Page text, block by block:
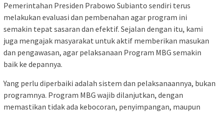
Pemerintahan Presiden Prabowo Subianto sendiri terus
melakukan evaluasi dan pembenahan agar program ini
semakin tepat sasaran dan efektif. Sejalan dengan itu, kami
juga mengajak masyarakat untuk aktif memberikan masukan
dan pengawasan, agar pelaksanaan Program MBG semakin
baik ke depannya.
Yang perlu diperbaiki adalah sistem dan pelaksanaannya, bukan
programnya. Program MBG wajib dilanjutkan, dengan
memastikan tidak ada kebocoran, penyimpangan, maupun